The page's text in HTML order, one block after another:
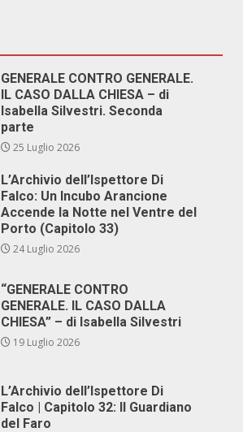
GENERALE CONTRO GENERALE.
IL CASO DALLA CHIESA – di
Isabella Silvestri. Seconda
parte
25 Luglio 2026
L’Archivio dell’Ispettore Di
Falco: Un Incubo Arancione
Accende la Notte nel Ventre del
Porto (Capitolo 33)
24 Luglio 2026
“GENERALE CONTRO
GENERALE. IL CASO DALLA
CHIESA” – di Isabella Silvestri
19 Luglio 2026
L’Archivio dell’Ispettore Di
Falco | Capitolo 32: Il Guardiano
del Faro